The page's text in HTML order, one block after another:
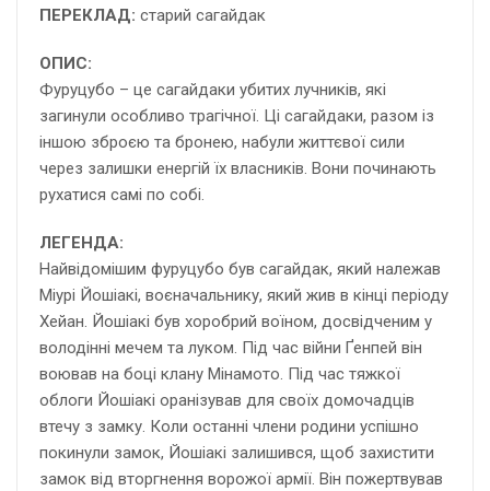
ПЕРЕКЛАД: старий сагайдак
ОПИС:
Фуруцубо – це сагайдаки убитих лучників, які
загинули особливо трагічної. Ці сагайдаки, разом із
іншою зброєю та бронею, набули життєвої сили
через залишки енергій їх власників. Вони починають
рухатися самі по собі.
ЛЕГЕНДА:
Найвідомішим фуруцубо був сагайдак, який належав
Міурі Йошіакі, воєначальнику, який жив в кінці періоду
Хейан. Йошіакі був хоробрий воїном, досвідченим у
володінні мечем та луком. Під час війни Ґенпей він
воював на боці клану Мінамото. Під час тяжкої
облоги Йошіакі оранізував для своїх домочадців
втечу з замку. Коли останні члени родини успішно
покинули замок, Йошіакі залишився, щоб захистити
замок від вторгнення ворожої армії. Він пожертвував